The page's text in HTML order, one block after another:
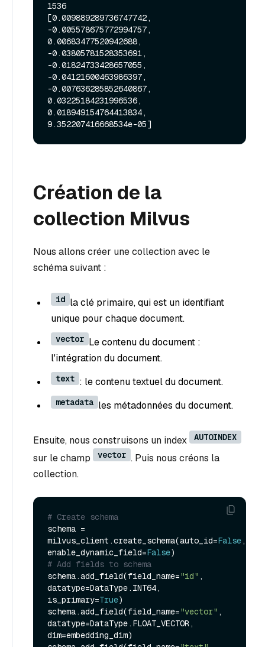
1536
[0.009889289736747742,
-0.005578675772994757,
0.00683477520942688,
-0.03805781528353691,
-0.01824733428657055,
-0.04121600463986397,
-0.007636285852640867,
0.03225184231996536,
0.018949154764413834,
Création de la
collection Milvus
Nous allons créer une collection avec le
schéma suivant :
id la clé primaire, qui est un identifiant
unique pour chaque document.
vector Le contenu du document :
l'intégration du document.
text : le contenu textuel du document.
metadata les métadonnées du document.
Ensuite, nous construisons un index AUTOINDEX
sur le champ vector . Puis nous créons la
collection.
# Create schema
schema =
milvus_client.create_schema(auto_id=False,
enable_dynamic_field=False
# Add fields to schema
schema.add_field(field_name="id" ,
datatype=DataType.INT64,
is_primary=True)
schema.add_field(field_name="vector" ,
datatype=DataType.FLOAT_VECTOR,
dim=embedding_dim)